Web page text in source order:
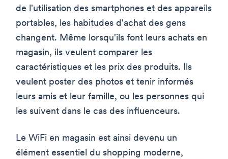
de l'utilisation des smartphones et des appareils
portables, les habitudes d'achat des gens
changent. Même lorsqu'ils font leurs achats en
magasin, ils veulent comparer les
caractéristiques et les prix des produits. Ils
veulent poster des photos et tenir informés
leurs amis et leur famille, ou les personnes qui
les suivent dans le cas des influenceurs.
Le WiFi en magasin est ainsi devenu un
élément essentiel du shopping moderne,